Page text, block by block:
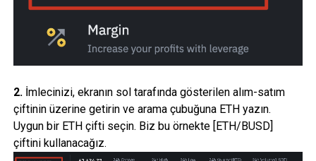
2.İmlecinizi, ekranın sol tarafında gösterilen alım-satım
çiftinin üzerine getirin ve arama çubuğuna ETH yazın.
Uygun bir ETH çifti seçin. Biz bu örnekte [ETH/BUSD]
çiftini kullanacağız.